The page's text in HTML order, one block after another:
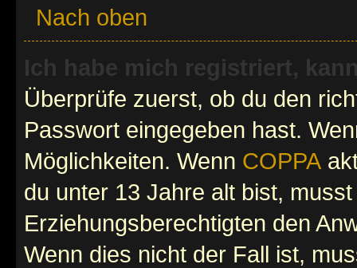
Nach oben
Ich habe mich registriert,
Überprüfe zuerst, ob du den
Passwort eingegeben hast.
Möglichkeiten. Wenn COPPA
du unter 13 Jahre alt bist,
Erziehungsberechtigten den
Wenn dies nicht der Fall ist,